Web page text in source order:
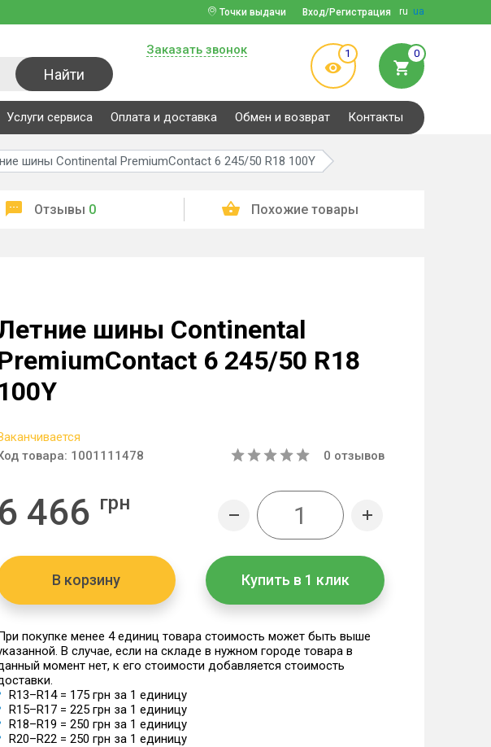
ru ua
Вход/Регистрация
Точки выдачи
Найти
Заказать звонок 1 0
Услуги сервиса Оплата и доставка Обмен и возврат Контакты
шины Continental PremiumContact 6 245/50 R18 100Y
Отзывы 0 Похожие товары
шины Continental
6 245/50 R18
товара: 1001111478 0 отзывов
6 466 грн
В корзину Купить в 1 клик
покупке менее 4 единиц товара стоимость может быть выше
В случае, если на складе в нужном городе товара в
момент нет, к его стоимости добавляется стоимость
R13–R14 = 175 грн за 1 единицу
R15–R17 = 225 грн за 1 единицу
R18–R19 = 250 грн за 1 единицу
R20–R22 = 250 грн за 1 единицу